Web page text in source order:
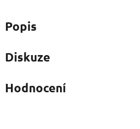
Popis
Diskuze
Hodnocení